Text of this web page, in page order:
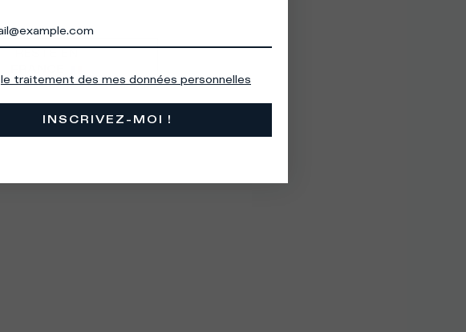
RESTE EN
le traitement des mes données personnelles
INSCRIVEZ-MOI !